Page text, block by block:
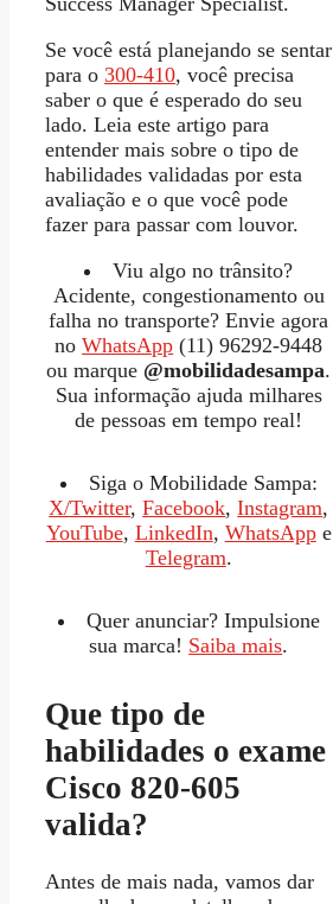
Se você está planejando se sentar
para o 300-410, você precisa
saber o que é esperado do seu
lado. Leia este artigo para
entender mais sobre o tipo de
habilidades validadas por esta
avaliação e o que você pode
fazer para passar com louvor.
Viu algo no trânsito?
Acidente, congestionamento ou
falha no transporte? Envie agora
noWhatsApp (11) 96292-9448
ou marque @mobilidadesampa.
Sua informação ajuda milhares
de pessoas em tempo real!
Siga o Mobilidade Sampa:
X/Twitter,Facebook,Instagram,
YouTube, LinkedIn, WhatsAppe
Telegram.
Quer anunciar? Impulsione
sua marca! Saiba mais.
Que tipo de
habilidades o exame
Cisco 820-605
valida?
Antes de mais nada, vamos dar